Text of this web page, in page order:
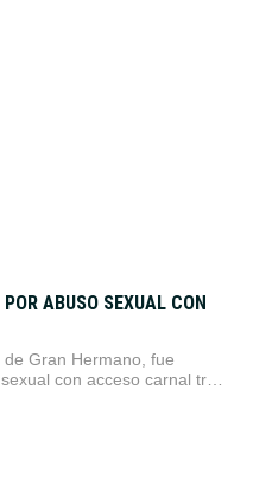
ABUSO SEXUAL CON
Gran Hermano, fue
con acceso carnal tras
Ledesma. La causa